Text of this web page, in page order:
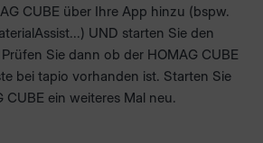
CUBE über Ihre App hinzu (bspw.
UND starten Sie den
Sie dann ob der HOMAG CUBE
bei tapio vorhanden ist. Starten Sie
CUBE ein weiteres Mal neu.